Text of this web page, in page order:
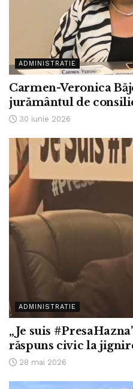
ADMINISTRATIE
Carmen-Veronica
jurământul de
30 iunie 2026
ADMINISTRATIE
„Je suis
răspuns civic la
28 mai 2026